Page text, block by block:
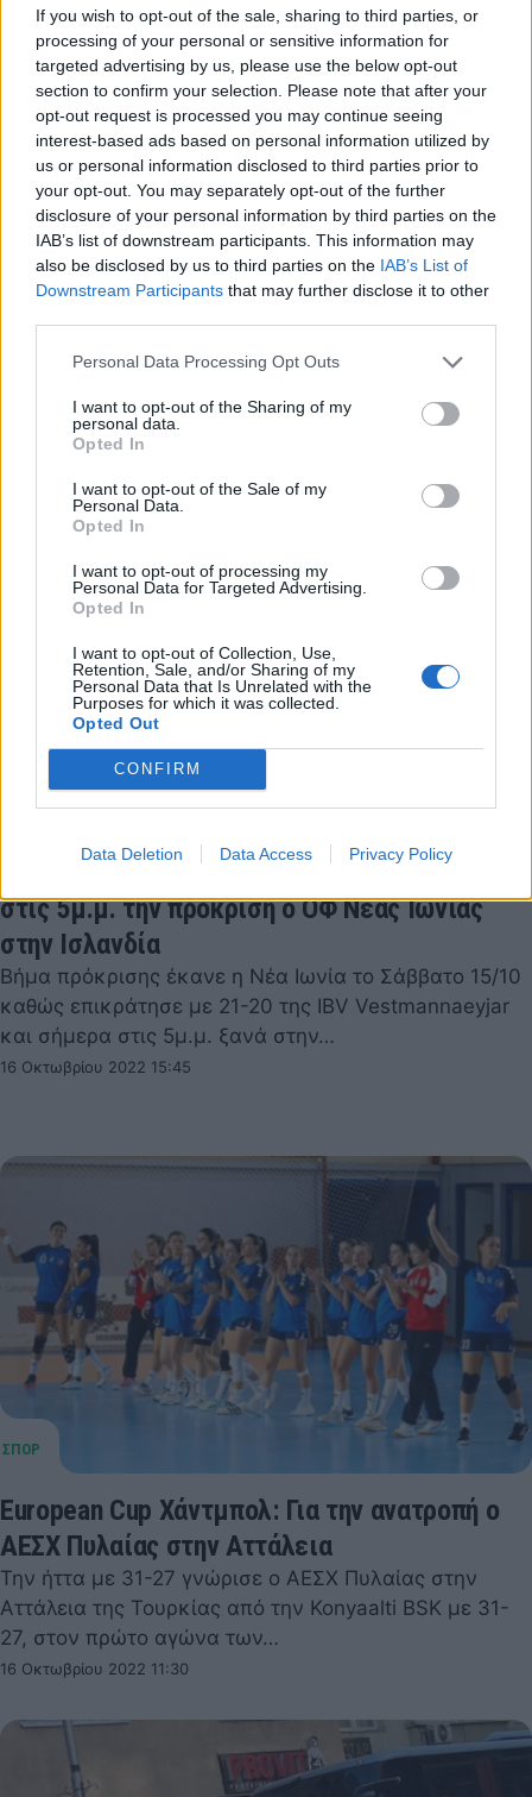
If you wish to opt-out of the sale, sharing to third parties, or
processing of your personal or sensitive information for
targeted advertising by us, please use the below opt-out
section to confirm your selection. Please note that after your
opt-out request is processed you may continue seeing
interest-based ads based on personal information utilized by
us or personal information disclosed to third parties prior to
your opt-out. You may separately opt-out of the further
disclosure of your personal information by third parties on the
IAB’s list of downstream participants. This information may
also be disclosed by us to third parties on the IAB’s List of
Downstream Participants that may further disclose it to other
Personal Data Processing Opt Outs
I want to opt-out of the Sharing of my
personal data.
Opted In
I want to opt-out of the Sale of my
Personal Data.
Opted In
I want to opt-out of processing my
Personal Data for Targeted Advertising.
Opted In
I want to opt-out of Collection, Use,
Retention, Sale, and/or Sharing of my
Personal Data that Is Unrelated with the
Purposes for which it was collected.
Opted Out
CONFIRM
Data Deletion Data Access Privacy Policy
European Cup Χάντμπολ: Σήμερα κρίνεται η
πρόκριση για την Αναγέννηση Άρτας στην
Άρτας και Byala μετά την ισοπαλία 21-21, με την
υπόθεση πρόκριση στον τρίτο γύρο του European Cup
European Cup Χάντμπολ: «Σφραγίζει» σήμερα
στις 5μ.μ. την πρόκριση ο ΟΦ Νέας Ιωνίας
στην Ισλανδία
Βήμα πρόκρισης έκανε η Νέα Ιωνία το Σάββατο 15/10
καθώς επικράτησε με 21-20 της IBV Vestmannaeyjar
και σήμερα στις 5μ.μ. ξανά στην…
16 Οκτωβρίου 2022 15:45
European Cup Χάντμπολ: Για την ανατροπή ο
ΑΕΣΧ Πυλαίας στην Αττάλεια
Την ήττα με 31-27 γνώρισε ο ΑΕΣΧ Πυλαίας στην
Αττάλεια της Τουρκίας από την Konyaalti BSK με 31-
27, στον πρώτο αγώνα των…
16 Οκτωβρίου 2022 11:30